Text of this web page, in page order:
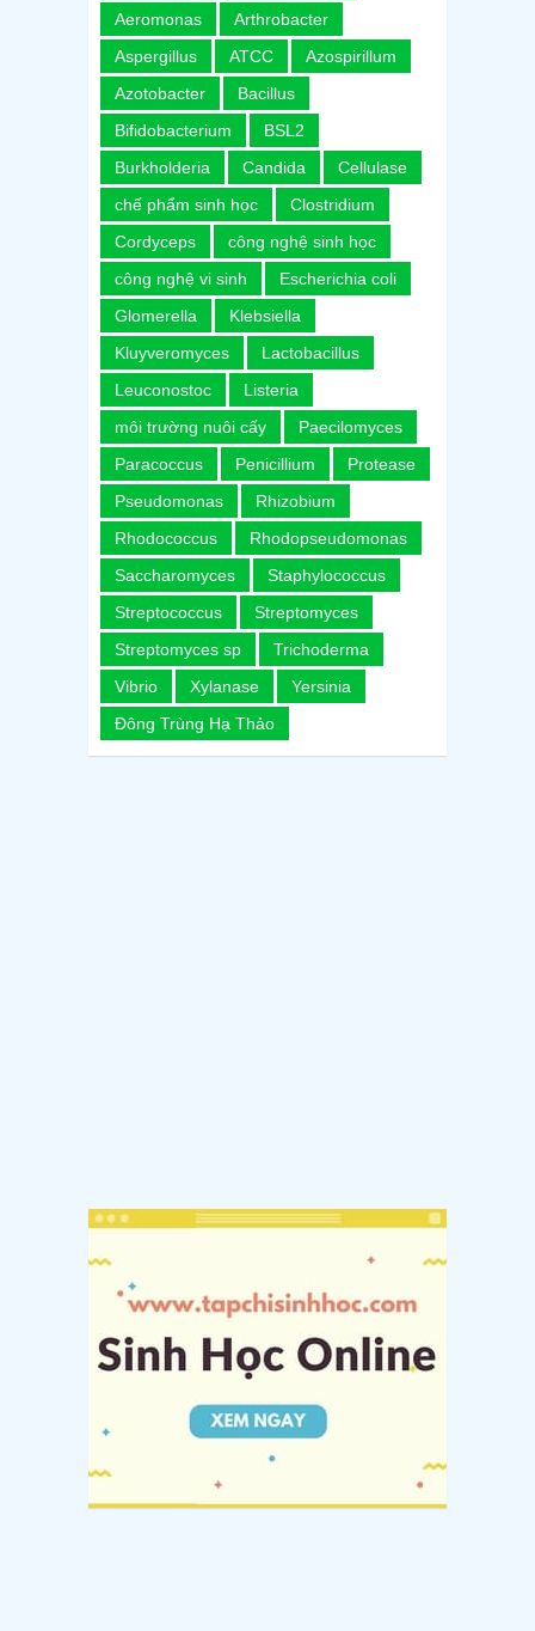
Aeromonas
Arthrobacter
Aspergillus
ATCC
Azospirillum
Azotobacter
Bacillus
Bifidobacterium
BSL2
Burkholderia
Candida
Cellulase
chế phẩm sinh học
Clostridium
Cordyceps
công nghệ sinh học
công nghệ vi sinh
Escherichia coli
Glomerella
Klebsiella
Kluyveromyces
Lactobacillus
Leuconostoc
Listeria
môi trường nuôi cấy
Paecilomyces
Paracoccus
Penicillium
Protease
Pseudomonas
Rhizobium
Rhodococcus
Rhodopseudomonas
Saccharomyces
Staphylococcus
Streptococcus
Streptomyces
Streptomyces sp
Trichoderma
Vibrio
Xylanase
Yersinia
Đông Trùng Hạ Thảo